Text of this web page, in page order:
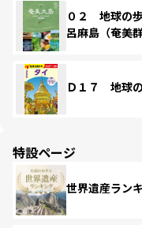
０２ 地球の
呂麻島（奄美
Ｄ１７ 地球
特設ページ
世界遺産ラン